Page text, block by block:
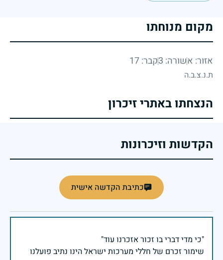
מקום מנוחתו
אזור: אשורה: 3 קבר: 17
ת.נ.צ.ב.ה
הנצחתו באתרי זיכרון
הקדשות וזיכרונות
כתיבת הקדשה אישית
שימור זכרם של חללי מערכות ישראל הינו נתיב פועלנו